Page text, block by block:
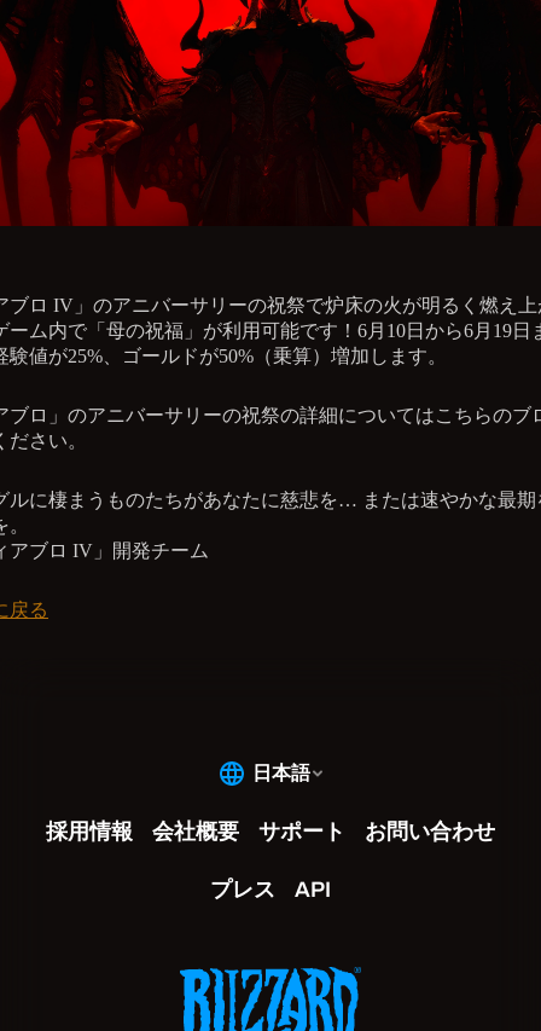
ブロ IV」のアニバーサリーの祝祭で炉床の火が明るく燃え
ーム内で「母の祝福」が利用可能です！6月10日から6月19日
験値が25%、ゴールドが50%（乗算）増加します。
ブロ」のアニバーサリーの祝祭の詳細についてはこちらのブ
さい。
ルに棲まうものたちがあなたに慈悲を… または速やかな最期
ブロ IV」開発チーム
戻る